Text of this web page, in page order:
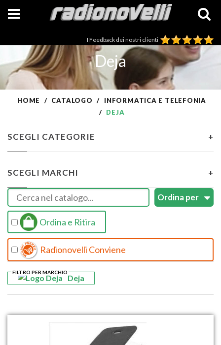
I Feedback dei nostri clienti
Deja
HOME CATALOGO
INFORMATICA E TELEFONIA
DEJA
SCEGLI CATEGORIE +
SCEGLI MARCHI +
Ordina e Ritira
Radionovelli Conviene
Deja
FILTRO PER MARCHIO